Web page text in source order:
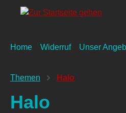
Zur Hauptnavigation
Home Widerruf Unser
Themen Halo
Halo